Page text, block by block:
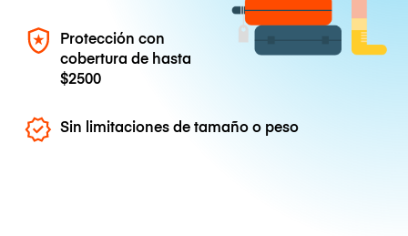
Protección con
cobertura de hasta
$2500
Sin limitaciones de tamaño o peso